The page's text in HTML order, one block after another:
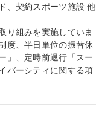
、契約スポーツ施設 他
り組みを実施していま
度、半日単位の振替休
」、定時前退行「スー
バーシティに関する項